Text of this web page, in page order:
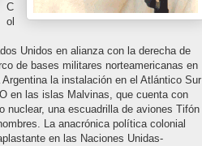
C
ol
Unidos en alianza con la derecha de
de bases militares norteamericanas en
la instalación en el Atlántico Sur
en las islas Malvinas, que cuenta con
una escuadrilla de aviones Tifón
La anacrónica política colonial
en las Naciones Unidas-